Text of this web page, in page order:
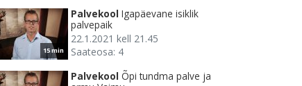
15 min
Palvekool Igapäevane isiklik
palvepaik
22.1.2021 kell 21.45
Saateosa: 4
Palvekool Õpi tundma palve ja